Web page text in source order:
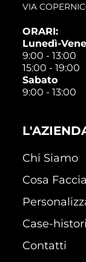
VIA
ORARI:
Lunedì-
9:00 - 13:00
15:00 - 19:00
Sabato
9:00 - 13:00
Chi Siamo
Cosa
Case-
Contatti